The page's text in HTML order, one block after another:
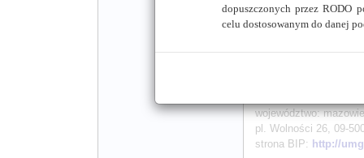
Urząd Gminy:Gmina
Gostynińska 2, 09-520
województwo:
pl. Wolności 26, 09-
strona BIP: http://
dopuszczonych przez RODO
celu dostosowanym do danej